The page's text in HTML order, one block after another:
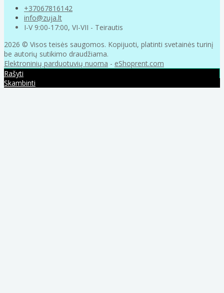
+37067816142
info@zuja.lt
I-V 9:00-17:00, VI-VII - Teirautis
2026 © Visos teisės saugomos. Kopijuoti, platinti svetainės turinį
be autorių sutikimo draudžiama.
Elektroninių parduotuvių nuoma - eShoprent.com
Rašyti
Skambinti